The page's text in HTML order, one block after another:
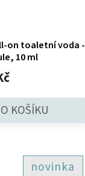
on toaletní voda -
10 ml
novinka